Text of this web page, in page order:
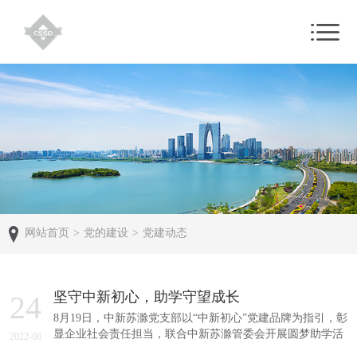
网站首页 > 党的建设 > 党建动态
24
2022-08
坚守中新初心，助学守望成长
8月19日，中新苏滁党支部以“中新初心”党建品牌为指引，彰
显企业社会责任担当，联合中新苏滁管委会开展圆梦助学活